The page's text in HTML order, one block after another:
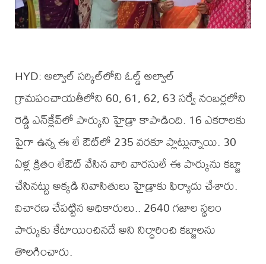
HYD: అల్వాల్ స‌ర్కిల్‌లోని ఓల్డ్ అల్వాల్
గ్రామ‌పంచాయ‌తీలోని 60, 61, 62, 63 స‌ర్వే నంబ‌ర్ల‌లోని
రెడ్డి ఎన్‌క్లేవ్‌లో పార్కుని హైడ్రా కాపాడింది. 16 ఎక‌రాల‌కు
పైగా ఉన్న ఈ లే ఔట్‌లో 235 వ‌ర‌కూ ప్లాట్లున్నాయి. 30
ఏళ్ల క్రితం లేఔట్ వేసిన వారి వార‌సులే ఈ పార్కును క‌బ్జా
చేసిన‌ట్టు అక్క‌డి నివాసితులు హైడ్రాకు ఫిర్యాదు చేశారు.
విచార‌ణ చేప‌ట్టిన అధికారులు.. 2640 గ‌జాల స్థ‌లం
పార్కుకు కేటాయించిన‌దే అని నిర్ధారించి క‌బ్జాల‌ను
తొల‌గించారు.